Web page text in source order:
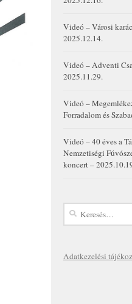
Videó – Városi
2025.12.14.
Videó – Adventi
2025.11.29.
Videó –
Forradalom és
Videó – 40 éves a
Nemzetiségi
koncert –
Keresés:
Adatkezelési